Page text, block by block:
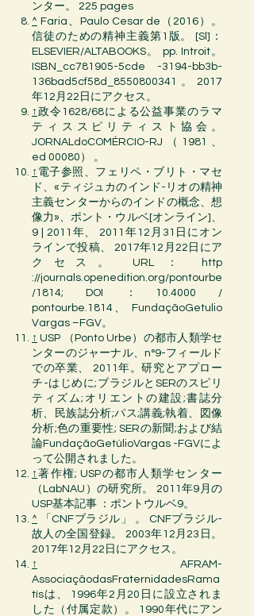
ンター。 225 pages
^ Faria、Paulo Cesar de（2016）。
信徒のための精神主義第1版。 [Sl]：
ELSEVIER/ALTABOOKS。 pp. Introit。
ISBN_cc781905-5cde -3194-bb3b-
136bad5cf58d_8550800341
。 2017
年12月22日にアクセス。
↑ 政令1628/68による公益事業のラマ
ティススピリティスト協会。
JORNALdoCOMÉRCIO-RJ（1981、
ed 00080）
。
↑ 電子参照、フェリペ・ブリト・マセ
ド、« ティジュカのインド - リオの精神
主義センターからのインドの概念、想
像力»、ポント・ウルベ[オンライン]、
9 | 2011年、2011年 12月 31日 にオン
ラインで投稿、 2017年12月22日 にア
クセス。 URL ：
http
://journals.openedition.org/pontourbe
/1814; DOI ：10.4000 /
pontourbe.1814、
FundaçãoGetulio
Vargas –FGV。
↑ USP （Ponto Urbe）の都市人類学セ
ンターのジャーナル、n°9-フィールド
での卒業、 2011年。研究とアプロー
チ-はじめに;ブラジルと SERのスピリ
ティズム; オリエント の建設;書誌分
析、民族誌分析;パス;講義;執着、図像
分析;色の重要性;SERの新聞;および結
論FundaçãoGetúlioVargas -FGVによ
って公開されました。
↑ 著作権;USPの都市人類学センター
（LabNAU）の研究所。 2011年9月の
USP基本記事 ：ポントウルベ9。
^
「CNFブラジル」
。 CNFブラジル-
故人の全国登録。 2003年12月23日。
2017年12月22日にアクセス。
↑
AFRAM-
AssociaçãodasFraternidadesRama
tísは、 1996年2月20日 に設立されま
した （付属 定款 ）。 1990年代にアン